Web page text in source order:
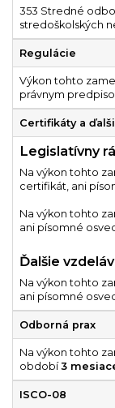
353 Stredné
stredoškolských
Regulácie
Výkon tohto
právnym
Certifikáty a
Legislatívny
Na výkon tohto
certifikát, ani
Na výkon tohto
ani písomné
Ďalšie
Na výkon tohto
ani písomné
Odborná prax
Na výkon tohto
období3
ISCO-08